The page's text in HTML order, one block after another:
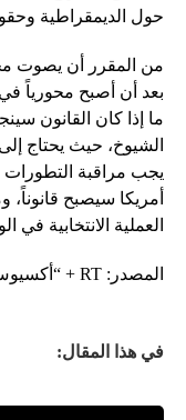
حول الديمقراطية
من المقرر أن يصوت
بعد أن أصبح محورياً
ما إذا كان القانون
الشيوخ، حيث يحتاج
يجب مراقبة التطورات
أمريكا سيصبح
العملية الانتخابية في
المصدر: RT + “أكسيوس”
في هذا المقال: